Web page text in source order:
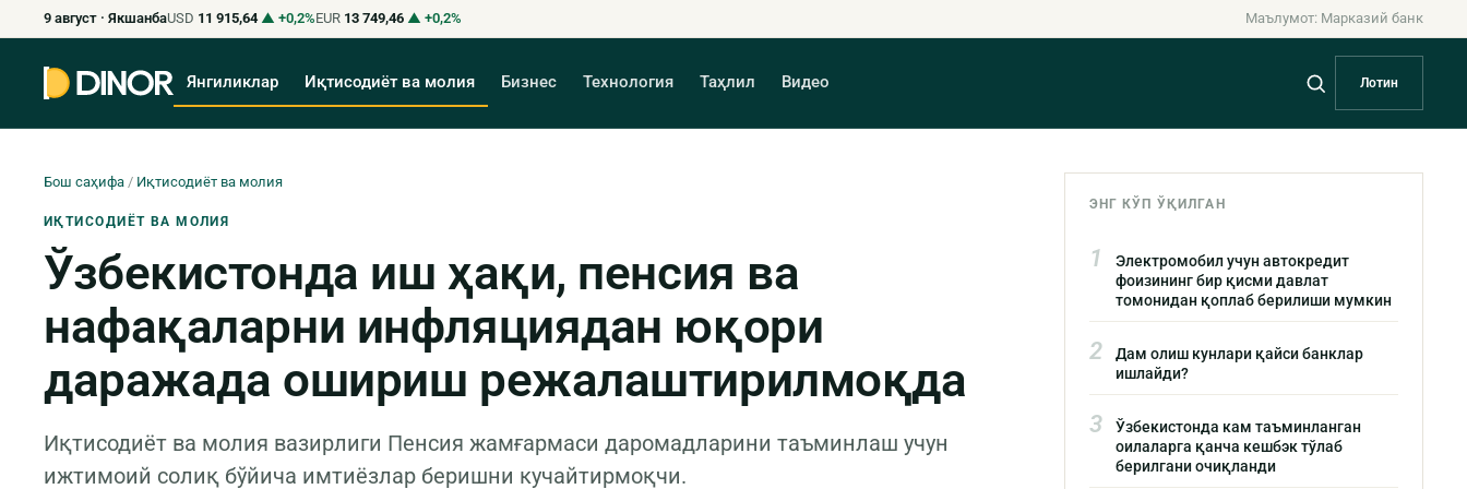
9 август · ЯкшанбаUSD 11 915,64 ▲ +0,2%EUR 13 749,46 ▲ +0,2% Маълумот: Марказий банк
Янгиликлар Иқтисодиёт ва молия Бизнес Технология Таҳлил Видео Лотин
Бош саҳифа / Иқтисодиёт ва молия
ИҚТИСОДИЁТ ВА МОЛИЯ
Ўзбекистонда иш ҳақи, пенсия ва
нафақаларни инфляциядан юқори
даражада ошириш режалаштирилмоқда
Иқтисодиёт ва молия вазирлиги Пенсия жамғармаси даромадларини таъминлаш учун
ижтимоий солиқ бўйича имтиёзлар беришни кучайтирмоқчи.
ЭНГ КЎП ЎҚИЛГАН
1
Электромобил учун автокредит
фоизининг бир қисми давлат
томонидан қоплаб берилиши мумкин
2
Дам олиш кунлари қайси банклар
ишлайди?
3
Ўзбекистонда кам таъминланган
оилаларга қанча кешбэк тўлаб
берилгани очиқланди